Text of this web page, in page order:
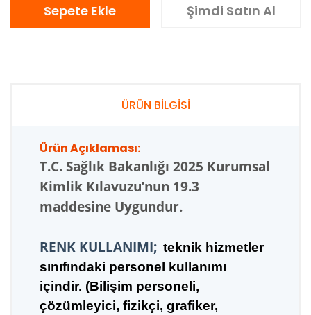
Sepete Ekle Şimdi Satın Al
ÜRÜN BİLGİSİ
Ürün Açıklaması:
T.C. Sağlık Bakanlığı 2025 Kurumsal
Kimlik Kılavuzu’nun 19.3
maddesine Uygundur.
RENK KULLANIMI; teknik hizmetler
sınıfındaki personel kullanımı
içindir. (Bilişim personeli,
çözümleyici, fizikçi, grafiker,